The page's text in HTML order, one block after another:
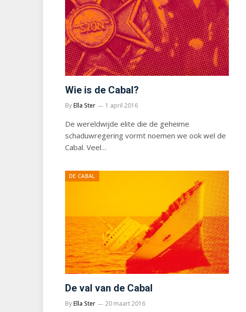
Wie is de Cabal?
ByElla Ster 1 april 2016
De wereldwijde elite die de geheime
schaduwregering vormt noemen we ook wel de
Cabal. Veel…
DE CABAL
De val van de Cabal
ByElla Ster 20 maart 2016